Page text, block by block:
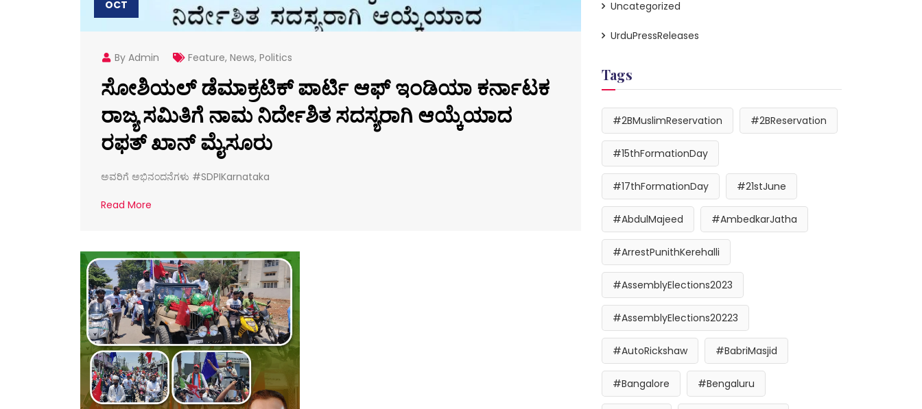
OCT
By Admin Feature, News, Politics
ಸೋಶಿಯಲ್ ಡೆಮಾಕ್ರಟಿಕ್ ಪಾರ್ಟಿ ಆಫ್ ಇಂಡಿಯಾ ಕರ್ನಾಟಕ
ರಾಜ್ಯ ಸಮಿತಿಗೆ ನಾಮ ನಿರ್ದೇಶಿತ ಸದಸ್ಯರಾಗಿ ಆಯ್ಕೆಯಾದ
ರಫತ್ ಖಾನ್ ಮೈಸೂರು
ಅವರಿಗೆ ಅಭಿನಂದನೆಗಳು #SDPIKarnataka
Read More
Uncategorized
UrduPressReleases
Tags
#2BMuslimReservation #2BReservation
#15thFormationDay
#17thFormationDay #21stJune
#AbdulMajeed #AmbedkarJatha
#ArrestPunithKerehalli
#AssemblyElections2023
#AssemblyElections20223
#AutoRickshaw #BabriMasjid
#Bangalore #Bengaluru